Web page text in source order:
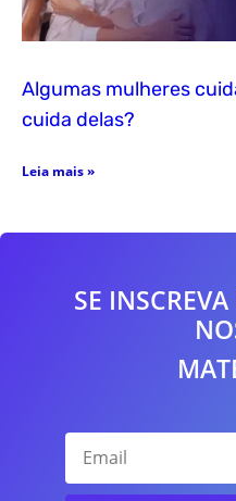
Algumas mulheres
cuida delas?
Leia mais »
SE